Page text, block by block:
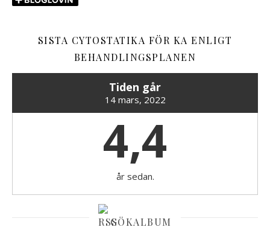
SISTA CYTOSTATIKA FÖR KA ENLIGT
BEHANDLINGSPLANEN
Tiden går
14 mars, 2022
4,4
år sedan.
GÖKALBUM